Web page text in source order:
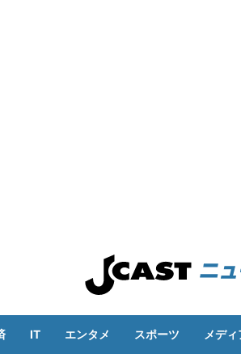
IT エンタメ スポーツ メディ